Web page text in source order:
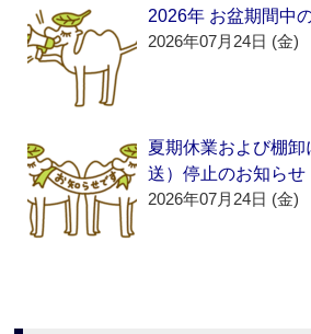
2026年 お盆期間中
2026年07月24日 (金)
夏期休業および棚
送）停止のお知らせ
2026年07月24日 (金)